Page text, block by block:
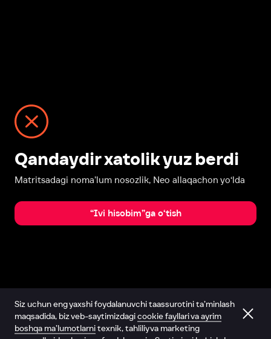
Qandaydir xatolik yuz berdi
Matritsadagi noma’lum nosozlik, Neo allaqachon yo‘lda
“Ivi hisobim”ga o‘tish
Siz uchun eng yaxshi foydalanuvchi taassurotini ta’minlash
maqsadida, biz veb-saytimizdagicookie fayllari va ayrim
boshqa ma’lumotlarnitexnik, tahliliy va marketing